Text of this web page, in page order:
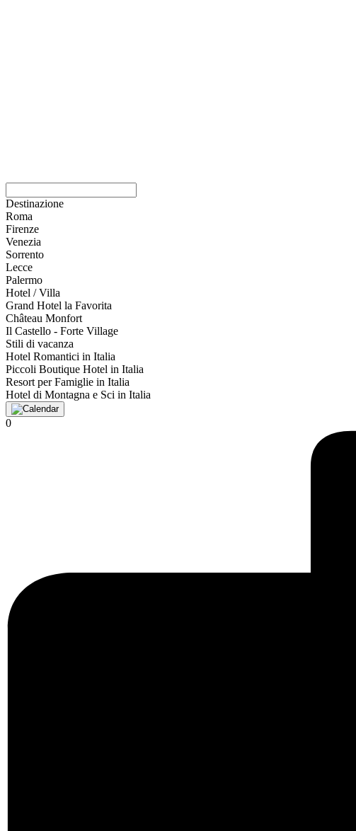
Destinazione
Roma
Firenze
Venezia
Sorrento
Lecce
Palermo
Hotel / Villa
Grand Hotel la Favorita
Château Monfort
Il Castello - Forte Village
Stili di vacanza
Hotel Romantici in Italia
Piccoli Boutique Hotel in Italia
Resort per Famiglie in Italia
Hotel di Montagna e Sci in Italia
0